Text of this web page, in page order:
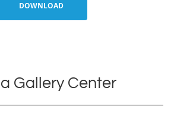
DOWNLOAD
Gallery Center